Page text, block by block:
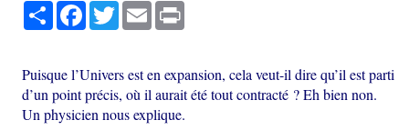
PartagerFacebook
TwitterEmail
Puisque l’Univers est en expansion, cela veut-il dire qu’il est parti
d’un point précis, où il aurait été tout contracté ? Eh bien non.
Un physicien nous explique.